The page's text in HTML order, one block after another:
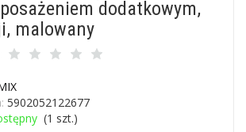
dodatkowym,
malowany
5902052122677
(1 szt.)